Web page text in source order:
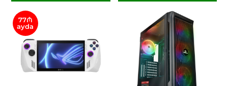
77₼
ayda